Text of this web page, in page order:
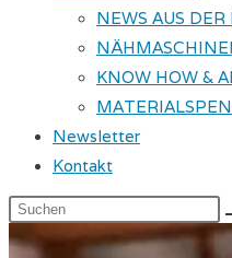
NEWS AUS
KNOW HOW &
Newsletter
Kontakt